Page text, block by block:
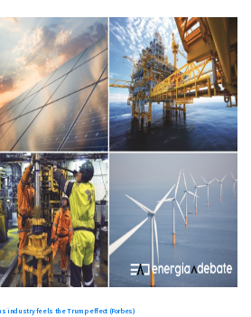
industry feels the Trump effect (Forbes)